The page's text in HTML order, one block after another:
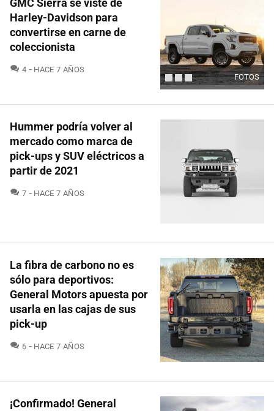
FOTOS
Harley-Davidson para
convertirse en carne de
coleccionista
4 COMENTARIOS
HACE 7 AÑOS
Hummer podría volver al
mercado como marca de
pick-ups y SUV eléctricos a
partir de 2021
7 COMENTARIOS
HACE 7 AÑOS
La fibra de carbono no es
sólo para deportivos:
General Motors apuesta por
usarla en las cajas de sus
pick-up
6 COMENTARIOS
HACE 7 AÑOS
¡Confirmado! General